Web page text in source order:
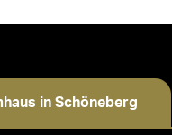
in Schöneberg